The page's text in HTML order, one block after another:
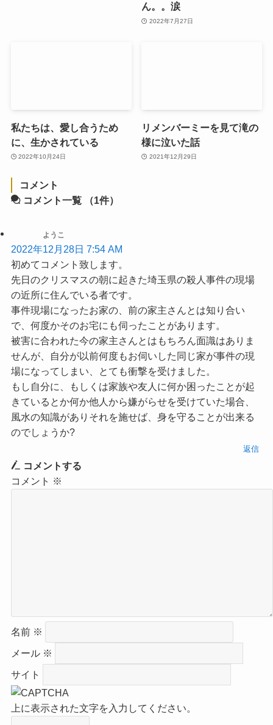
ん。。涙
2022年7月27日
私たちは、愛し合うため
に、生かされている
2022年10月24日
リメンバーミーを見て滝の
様に泣いた話
2021年12月29日
コメント
コメント一覧
（1件）
ようこ
2022年12月28日 7:54 AM
初めてコメント致します。
先日のクリスマスの朝に起きた埼玉県の殺人事件の現場
の近所に住んでいる者です。
事件現場になったお家の、前の家主さんとは知り合い
で、何度かそのお宅にも伺ったことがあります。
被害に合われた今の家主さんとはもちろん面識はありま
せんが、自分が以前何度もお伺いした同じ家が事件の現
場になってしまい、とても衝撃を受けました。
もし自分に、もしくは家族や友人に何か困ったことが起
きているとか何か他人から嫌がらせを受けていた場合、
風水の知識がありそれを施せば、身を守ることが出来る
のでしょうか?
返信
コメントする
コメント ※
名前 ※
メール ※
サイト
上に表示された文字を入力してください。